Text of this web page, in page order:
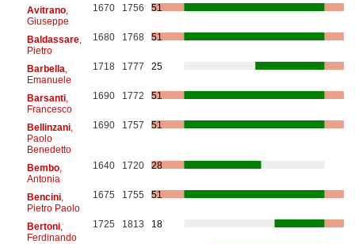
Avitrano,
Giuseppe
1670 1756 51
Baldassare,
Pietro
1680 1768 51
Barbella
Emanuele
1718 1777 25
Barsanti,
Francesco
1690 1772 51
Bellinzani,
Paolo
Benedetto
1690 1757 51
Bembo,
Antonia
1640 1720 28
Bencini,
Pietro Paolo
1675 1755 51
Bertoni,
Ferdinando
1725 1813 18